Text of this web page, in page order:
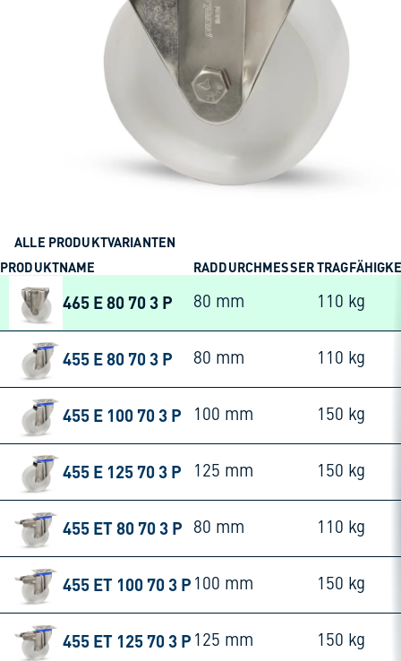
ALLE PRODUKTVARIANTEN
PRODUKTNAME
RADDURCHMESSER
465 E 80 70 3 P 80 mm 110 kg
455 E 80 70 3 P 80 mm 110 kg
455 E 100 70 3 P 100 mm 150 kg
455 E 125 70 3 P 125 mm 150 kg
455 ET 80 70 3 P 80 mm 110 kg
455 ET 100 70 3 P 100 mm 150 kg
455 ET 125 70 3 P 125 mm 150 kg